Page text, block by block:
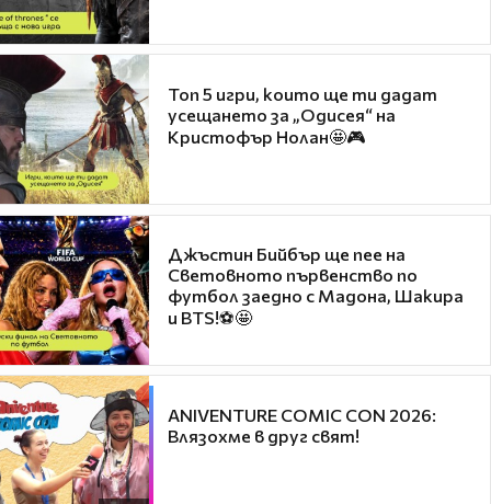
Топ 5 игри, които ще ти дадат
усещането за „Одисея“ на
Кристофър Нолан🤩🎮
Джъстин Бийбър ще пее на
Световното първенство по
футбол заедно с Мадона, Шакира
и BTS!⚽🤩
ANIVENTURE COMIC CON 2026:
Влязохме в друг свят!